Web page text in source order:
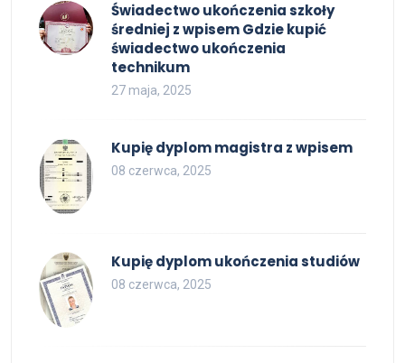
Świadectwo ukończenia szkoły
średniej z wpisem Gdzie kupić
świadectwo ukończenia
technikum
27 maja, 2025
Kupię dyplom magistra z wpisem
08 czerwca, 2025
Kupię dyplom ukończenia studiów
08 czerwca, 2025